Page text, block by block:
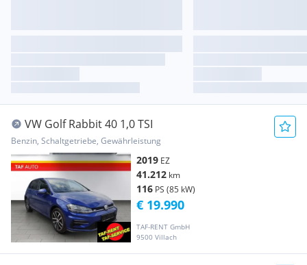
VW Golf Rabbit 40 1,0 TSI
Benzin, Schaltgetriebe, Gewährleistung
2019 EZ
41.212 km
116 PS (85 kW)
TAF-RENT GmbH
9500 Villach
€ 19.990